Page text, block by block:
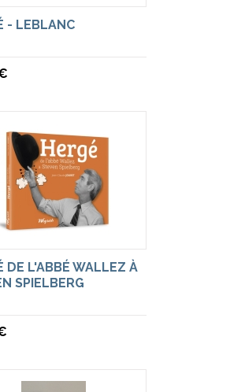
- LEBLANC
DE L'ABBÉ WALLEZ À
SPIELBERG